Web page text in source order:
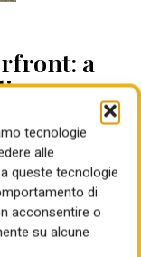
tecnologie
alle
queste tecnologie
di
acconsentire o
su alcune
a